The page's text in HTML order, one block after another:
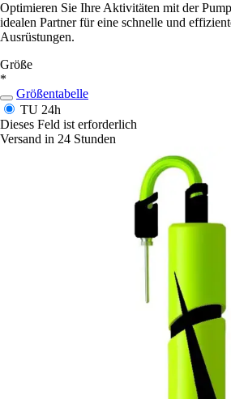
Optimieren Sie Ihre Aktivitäten mit der
idealen Partner für eine schnelle und
Ausrüstungen.
Größe
*
Größentabelle
TU 24h
Dieses Feld ist erforderlich
Versand in 24 Stunden